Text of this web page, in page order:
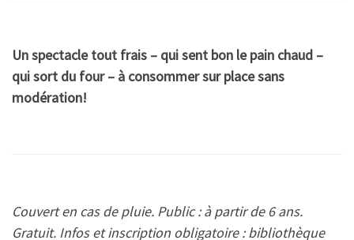
Un spectacle tout frais – qui sent bon le pain chaud –
qui sort du four – à consommer sur place sans
modération!
Couvert en cas de pluie. Public : à partir de 6 ans.
Gratuit. Infos et inscription obligatoire : bibliothèque